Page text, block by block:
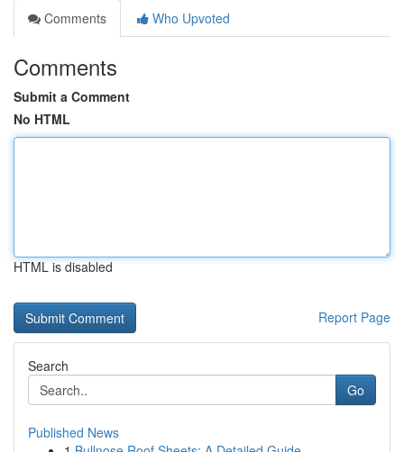
Comments
Who Upvoted
Comments
Submit a Comment
No HTML
HTML is disabled
Report Page
Search
Go
Published News